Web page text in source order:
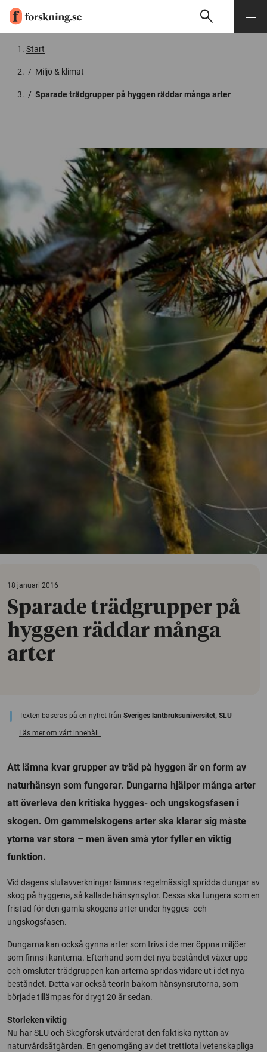
Söksearch Meny
Start
/ Miljö & klimat
/ Sparade trädgrupper på hyggen räddar många arter
18 januari 2016
Sparade trädgrupper på
hyggen räddar många
arter
Texten baseras på en nyhet från Sveriges lantbruksuniversitet, SLU
Läs mer om vårt innehåll.
Att lämna kvar grupper av träd på hyggen är en form av
naturhänsyn som fungerar. Dungarna hjälper många arter
att överleva den kritiska hygges- och ungskogsfasen i
skogen. Om gammelskogens arter ska klarar sig måste
ytorna var stora – men även små ytor fyller en viktig
funktion.
Vid dagens slutavverkningar lämnas regelmässigt spridda dungar av
skog på hyggena, så kallade hänsynsytor. Dessa ska fungera som en
fristad för den gamla skogens arter under hygges- och
ungskogsfasen.
Dungarna kan också gynna arter som trivs i de mer öppna miljöer
som finns i kanterna. Efterhand som det nya beståndet växer upp
och omsluter trädgruppen kan arterna spridas vidare ut i det nya
beståndet. Detta var också teorin bakom hänsynsrutorna, som
började tillämpas för drygt 20 år sedan.
Storleken viktig
Nu har SLU och Skogforsk utvärderat den faktiska nyttan av
naturvårdsåtgärden. En genomgång av det trettiotal vetenskapliga